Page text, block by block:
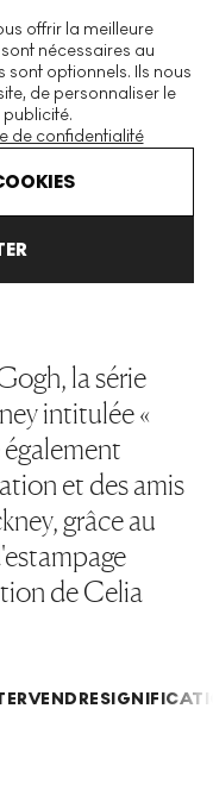
offrir la meilleure
nécessaires au
optionnels. Ils nous
de personnaliser le
de confidentialité
et éditions
Etchings
la série
intitulée «
et des amis
grâce au
de Celia
VENDRE